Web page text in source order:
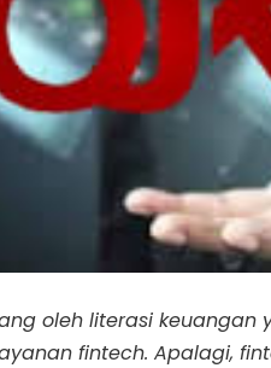
oleh literasi
fintech. Apalagi,